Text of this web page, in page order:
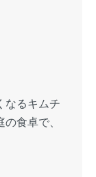
なるキムチ
食卓で、